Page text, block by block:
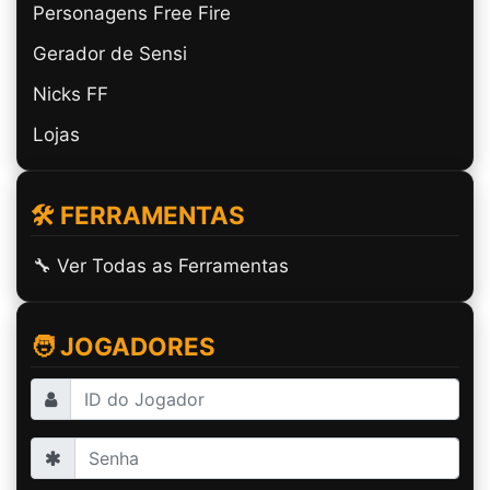
Personagens Free Fire
Gerador de Sensi
Nicks FF
Lojas
🛠️ FERRAMENTAS
🔧 Ver Todas as Ferramentas
🧑 JOGADORES